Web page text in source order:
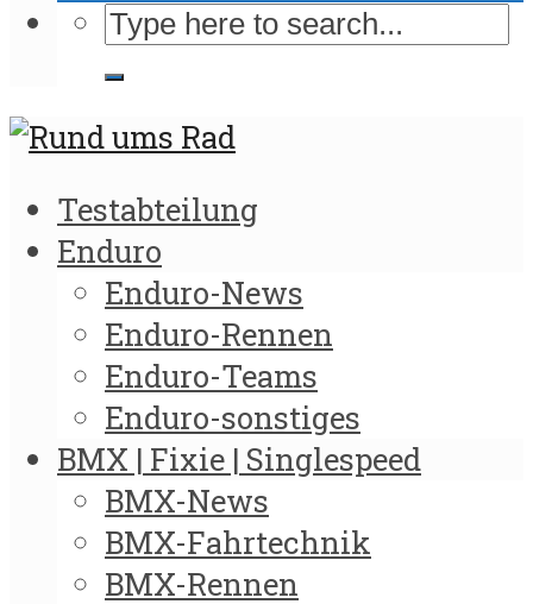
Testabteilung
Enduro
Enduro-News
Enduro-Rennen
Enduro-Teams
Enduro-sonstiges
BMX | Fixie | Singlespeed
BMX-News
BMX-Fahrtechnik
BMX-Rennen